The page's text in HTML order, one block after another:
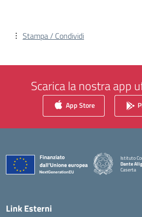
Stampa / Condividi
Scarica la nostra app
App Store
Istituto
Dante
Caserta
Link Esterni